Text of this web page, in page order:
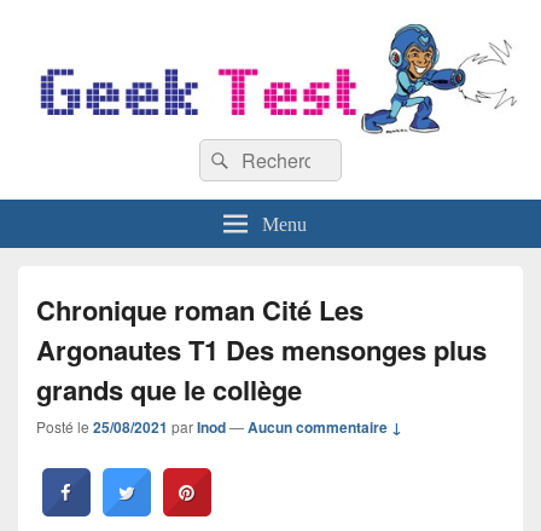
Recherche :
Rechercher
Menu
Chronique roman Cité Les
Argonautes T1 Des mensonges plus
grands que le collège
Posté le 25/08/2021 parInod—Aucun commentaire ↓